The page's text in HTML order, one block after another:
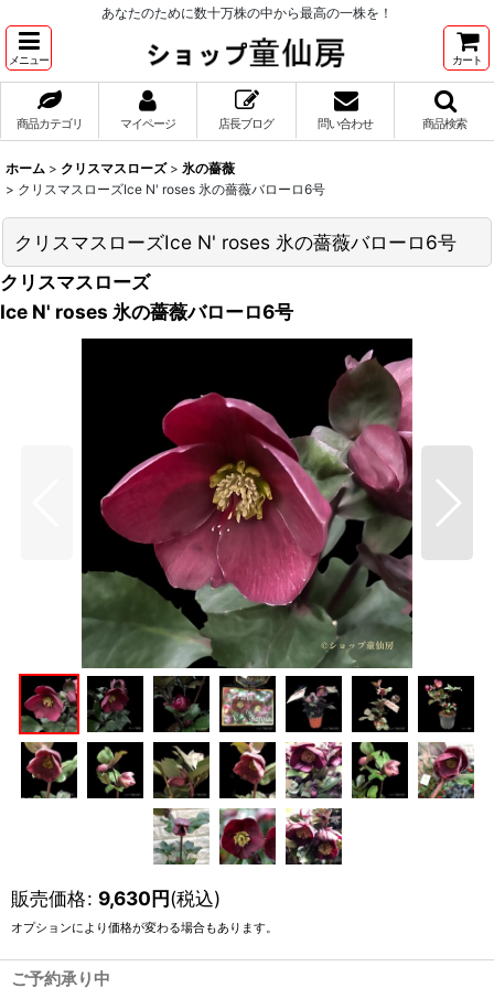
あなたのために数十万株の中から最高の一株を！
メニュー カート
商品カテゴリ マイページ 店長ブログ 問い合わせ 商品検索
ホーム > クリスマスローズ > 氷の薔薇
> クリスマスローズIce N' roses 氷の薔薇バローロ6号
クリスマスローズIce N' roses 氷の薔薇バローロ6号
クリスマスローズ
Ice N' roses 氷の薔薇バローロ6号
販売価格: 9,630円(税込)
オプションにより価格が変わる場合もあります。
ご予約承り中